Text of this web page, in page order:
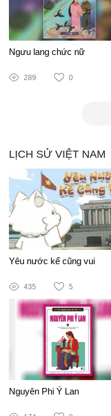
Ngưu lang chức nữ
289 0
LỊCH SỬ VIỆT NAM
Yêu nước kể cũng vui
435 5
Nguyên Phi Ỷ Lan